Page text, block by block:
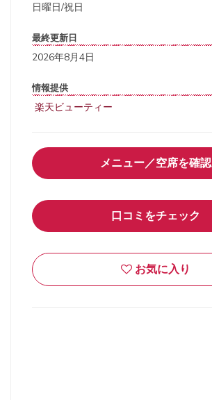
日曜日/祝日
最終更新日
2026年8月4日
情報提供
楽天ビューティー
メニュー／空席を確認
口コミをチェック
お気に入り